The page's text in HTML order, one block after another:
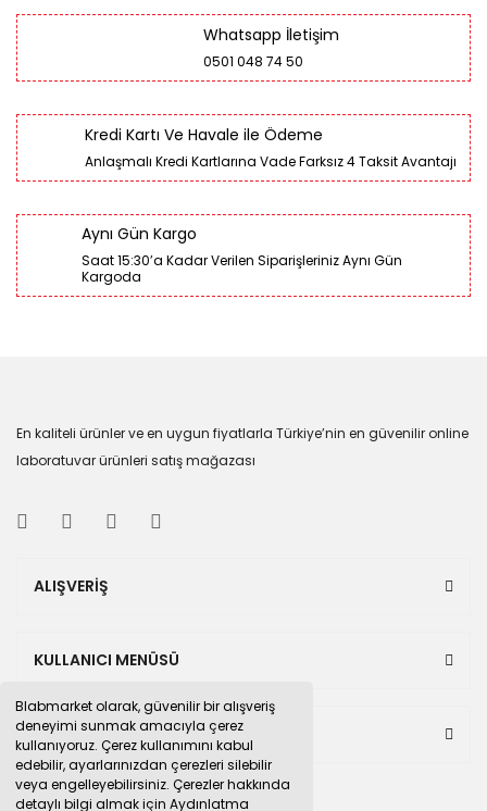
Blabmarket olarak, güvenilir bir alışveriş
deneyimi sunmak amacıyla çerez
kullanıyoruz. Çerez kullanımını kabul
edebilir, ayarlarınızdan çerezleri silebilir
veya engelleyebilirsiniz. Çerezler hakkında
detaylı bilgi almak için Aydınlatma
Whatsapp İletişim
0501 048 74 50
Kredi Kartı Ve Havale ile Ödeme
Anlaşmalı Kredi Kartlarına Vade Farksız 4 Taksit Avantajı
Aynı Gün Kargo
Saat 15:30’a Kadar Verilen Siparişleriniz Aynı Gün
Kargoda
En kaliteli ürünler ve en uygun fiyatlarla Türkiye’nin en güvenilir online
laboratuvar ürünleri satış mağazası
ALIŞVERİŞ
KULLANICI MENÜSÜ
BULUNDUĞUMUZ PAZAR YERLERİ